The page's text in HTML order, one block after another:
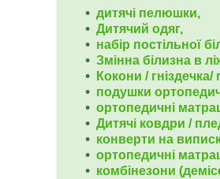
дитячі пелюшки,
Дитячий одяг,
набір постільної
Змінна білизна в
Кокони / гніздечка/
подушки
ортопедичні
Дитячі ковдри /
конверти на
ортопедичні
комбінезони